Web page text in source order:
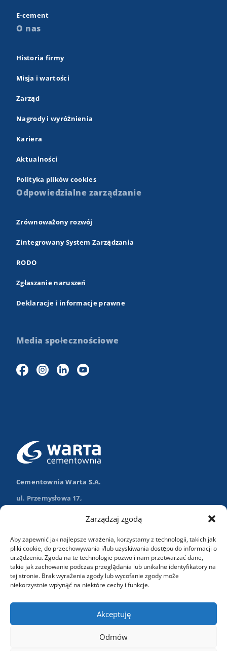
Zarządzaj zgodą
Aby zapewnić jak najlepsze wrażenia, korzystamy z technologii, takich jak
pliki cookie, do przechowywania i/lub uzyskiwania dostępu do informacji o
urządzeniu. Zgoda na te technologie pozwoli nam przetwarzać dane,
takie jak zachowanie podczas przeglądania lub unikalne identyfikatory na
tej stronie. Brak wyrażenia zgody lub wycofanie zgody może
niekorzystnie wpłynąć na niektóre cechy i funkcje.
Akceptuję
Odmów
E-cement
O nas
Historia firmy
Misja i wartości
Zarząd
Nagrody i wyróżnienia
Kariera
Aktualności
Polityka plików cookies
Odpowiedzialne zarządzanie
Zrównoważony rozwój
Zintegrowany System Zarządzania
RODO
Zgłaszanie naruszeń
Deklaracje i informacje prawne
Media społecznościowe
Cementownia Warta S.A.
ul. Przemysłowa 17,
Nawiguj w Google Maps
+48 (43) 84 13 003
info@wartasa.com.pl